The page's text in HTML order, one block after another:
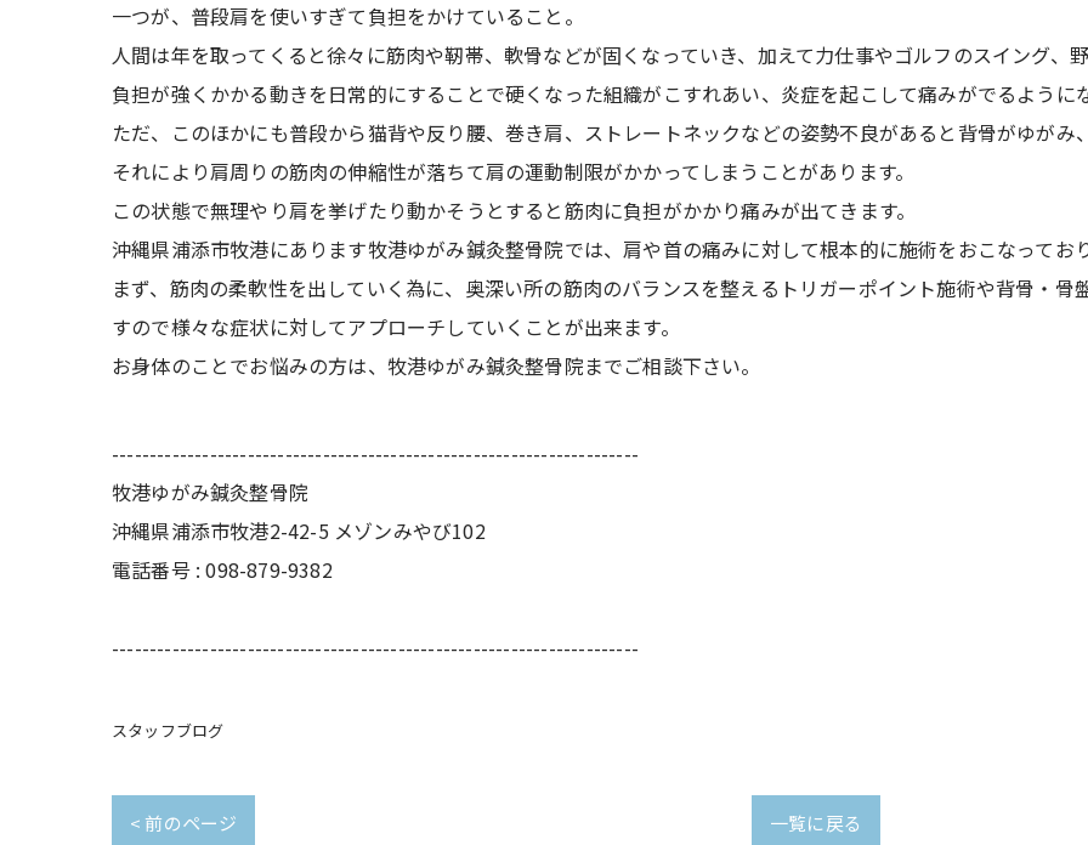
一つが、普段肩を使いすぎて負担をかけていること。
人間は年を取ってくると徐々に筋肉や靭帯、軟骨などが固くなっていき、加えて力仕事やゴルフのスイング、
負担が強くかかる動きを日常的にすることで硬くなった組織がこすれあい、炎症を起こして痛みがでるように
ただ、このほかにも普段から猫背や反り腰、巻き肩、ストレートネックなどの姿勢不良があると背骨がゆがみ
それにより肩周りの筋肉の伸縮性が落ちて肩の運動制限がかかってしまうことがあります。
この状態で無理やり肩を挙げたり動かそうとすると筋肉に負担がかかり痛みが出てきます。
沖縄県浦添市牧港にあります牧港ゆがみ鍼灸整骨院では、肩や首の痛みに対して根本的に施術をおこなっており
まず、筋肉の柔軟性を出していく為に、奥深い所の筋肉のバランスを整えるトリガーポイント施術や背骨・
すので様々な症状に対してアプローチしていくことが出来ます。
お身体のことでお悩みの方は、牧港ゆがみ鍼灸整骨院までご相談下さい。
----------------------------------------------------------------------
牧港ゆがみ鍼灸整骨院
沖縄県浦添市牧港2-42-5 メゾンみやび102
電話番号 : 098-879-9382
----------------------------------------------------------------------
スタッフブログ
< 前のページ 一覧に戻る